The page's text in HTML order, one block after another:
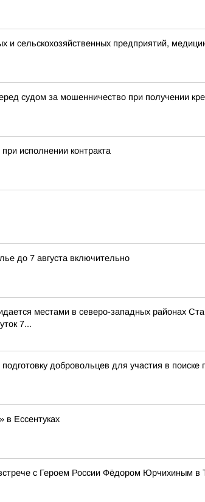
сельскохозяйственных предприятий,
судом за мошенничество при получении
исполнении контракта
до 7 августа включительно
местами в северо-западных районах
7...
добровольцев для участия в поиске
в Ессентуках
с Героем России Фёдором Юрчихиным в